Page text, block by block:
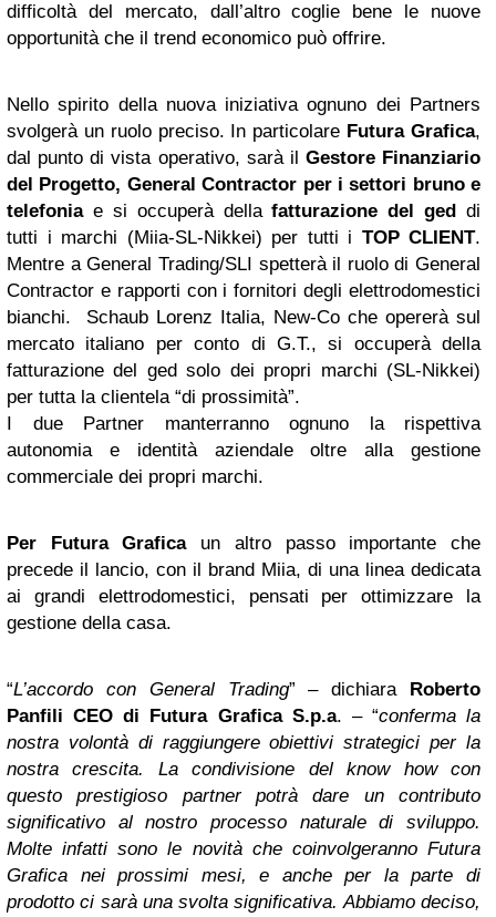
difficoltà del mercato, dall’altro coglie bene le nuove
opportunità che il trend economico può offrire.
Nello spirito della nuova iniziativa ognuno dei Partners
svolgerà un ruolo preciso. In particolare Futura Grafica,
dal punto di vista operativo, sarà il Gestore Finanziario
del Progetto, General Contractor per i settori bruno e
telefoniae si occuperà dellafatturazione del ged di
tutti i marchi (Miia-SL-Nikkei) per tutti i TOP CLIENT.
Mentre a General Trading/SLI spetterà il ruolo di General
Contractor e rapporti con i fornitori degli elettrodomestici
bianchi. Schaub Lorenz Italia, New-Co che opererà sul
mercato italiano per conto di G.T., si occuperà della
fatturazione del ged solo dei propri marchi (SL-Nikkei)
per tutta la clientela “di prossimità”.
I due Partner manterranno ognuno la rispettiva
autonomia e identità aziendale oltre alla gestione
commerciale dei propri marchi.
Per Futura Graficaun altro passo importante che
precede il lancio, con il brand Miia, di una linea dedicata
ai grandi elettrodomestici, pensati per ottimizzare la
gestione della casa.
“L’accordo con General Trading” – dichiara Roberto
Panfili CEO di Futura Grafica S.p.a. – “conferma la
nostra volontà di raggiungere obiettivi strategici per la
nostra crescita. La condivisione del know how con
questo prestigioso partner potrà dare un contributo
significativo al nostro processo naturale di sviluppo.
Molte infatti sono le novità che coinvolgeranno Futura
Grafica nei prossimi mesi, e anche per la parte di
prodotto ci sarà una svolta significativa. Abbiamo deciso,